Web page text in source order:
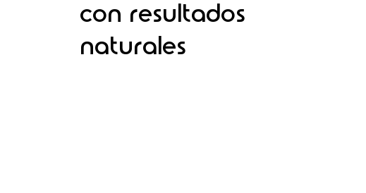
con resultados
naturales